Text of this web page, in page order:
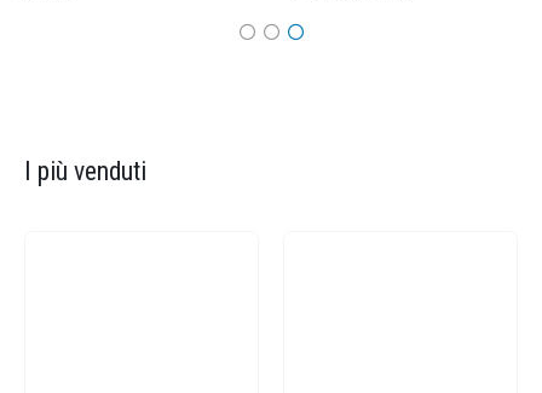
I più venduti